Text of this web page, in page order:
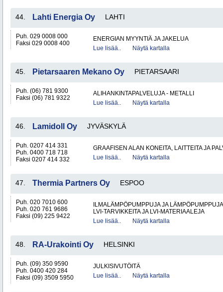
44. Lahti Energia Oy LAHTI
Puh. 029 0008 000
Faksi 029 0008 400
ENERGIAN MYYNTIÄ JA JAKELUA
Lue lisää..
Näytä kartalla
45. Pietarsaaren Mekano Oy PIETARSAARI
Puh. (06) 781 9300
Faksi (06) 781 9322
ALIHANKINTAPALVELUJA - METALLI
Lue lisää..
Näytä kartalla
46. Lamidoll Oy JYVÄSKYLÄ
Puh. 0207 414 331
Puh. 0400 718 718
Faksi 0207 414 332
GRAAFISEN ALAN KONEITA, LAITTEITA JA
Lue lisää..
Näytä kartalla
47. Thermia Partners Oy ESPOO
Puh. 020 7010 600
Puh. 020 761 9686
Faksi (09) 225 9422
ILMALÄMPÖPUMPPUJA JA LÄMPÖPUMPPUJA
LVI-TARVIKKEITA JA LVI-MATERIAALEJA
Lue lisää..
Näytä kartalla
48. RA-Urakointi Oy HELSINKI
Puh. (09) 350 9590
Puh. 0400 420 284
Faksi (09) 3509 5950
JULKISIVUTÖITÄ
Lue lisää..
Näytä kartalla